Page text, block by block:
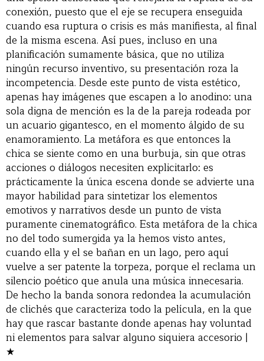
conexión, puesto que el eje se recupera enseguida
cuando esa ruptura o crisis es más manifiesta, al final
de la misma escena. Así pues, incluso en una
planificación sumamente básica, que no utiliza
ningún recurso inventivo, su presentación roza la
incompetencia. Desde este punto de vista estético,
apenas hay imágenes que escapen a lo anodino: una
sola digna de mención es la de la pareja rodeada por
un acuario gigantesco, en el momento álgido de su
enamoramiento. La metáfora es que entonces la
chica se siente como en una burbuja, sin que otras
acciones o diálogos necesiten explicitarlo: es
prácticamente la única escena donde se advierte una
mayor habilidad para sintetizar los elementos
emotivos y narrativos desde un punto de vista
puramente cinematográfico. Esta metáfora de la chica
no del todo sumergida ya la hemos visto antes,
cuando ella y el se bañan en un lago, pero aquí
vuelve a ser patente la torpeza, porque el reclama un
silencio poético que anula una música innecesaria.
De hecho la banda sonora redondea la acumulación
de clichés que caracteriza todo la película, en la que
hay que rascar bastante donde apenas hay voluntad
ni elementos para salvar alguno siquiera accesorio |
★